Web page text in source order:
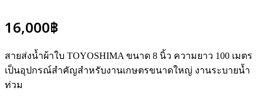
16,000฿
สายส่งน้ำผ้าใบ TOYOSHIMA ขนาด 8 นิ้ว ความยาว 100 เมตร
เป็นอุปกรณ์สำคัญสำหรับงานเกษตรขนาดใหญ่ งานระบายน้ำ
ท่วม